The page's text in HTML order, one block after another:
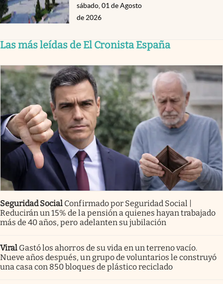
sábado, 01 de Agosto
de 2026
Las más leídas de El Cronista España
Seguridad Social Confirmado por Seguridad Social |
Reducirán un 15% de la pensión a quienes hayan trabajado
más de 40 años, pero adelanten su jubilación
Viral Gastó los ahorros de su vida en un terreno vacío.
Nueve años después, un grupo de voluntarios le construyó
una casa con 850 bloques de plástico reciclado